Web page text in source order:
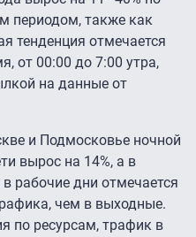
периодом, также как
тенденция отмечается
от 00:00 до 7:00 утра,
на данные от
и Подмосковье ночной
вырос на 14%, а в
рабочие дни отмечается
чем в выходные.
по ресурсам, трафик в